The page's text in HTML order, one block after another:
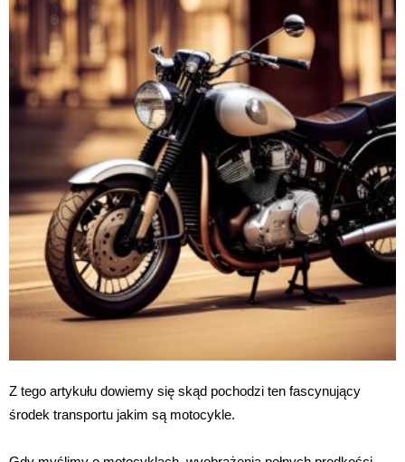
Z tego artykułu dowiemy się skąd pochodzi ten fascynujący
środek transportu jakim są motocykle.